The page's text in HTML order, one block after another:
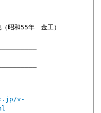
昭和55年 金工）
v-